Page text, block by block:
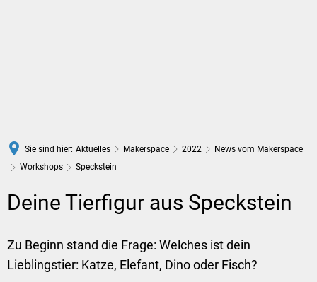
Sie sind hier: Aktuelles Makerspace 2022
News vom Makerspace
Workshops
Speckstein
Deine Tierfigur aus Speckstein
Zu Beginn stand die Frage: Welches ist dein
Lieblingstier: Katze, Elefant, Dino oder Fisch?